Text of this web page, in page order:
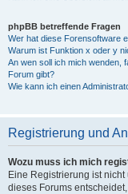
phpBB betreffende Fragen
Wer hat diese Forensoftware
Warum ist Funktion x oder y
An wen soll ich mich wenden,
Forum gibt?
Wie kann ich einen
Registrierung und
Wozu muss ich mich
Eine Registrierung ist
dieses Forums